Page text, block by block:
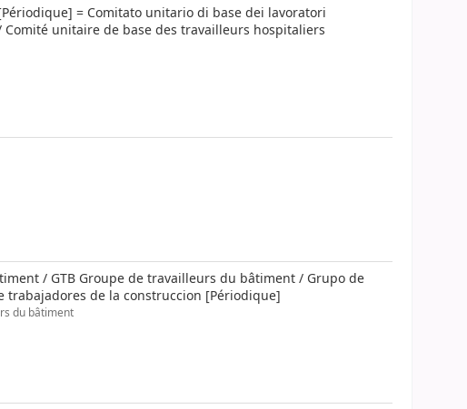
= Comitato unitario di base dei lavoratori
unitaire de base des travailleurs hospitaliers
/ GTB Groupe de travailleurs du bâtiment / Grupo de
de la construccion [Périodique]
du bâtiment